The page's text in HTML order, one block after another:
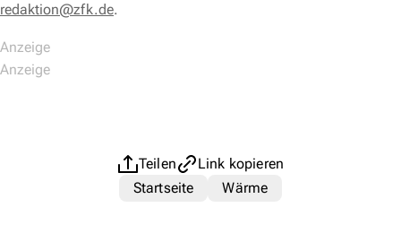
redaktion@zfk.de.
Teilen
Link kopieren
Startseite
Wärme